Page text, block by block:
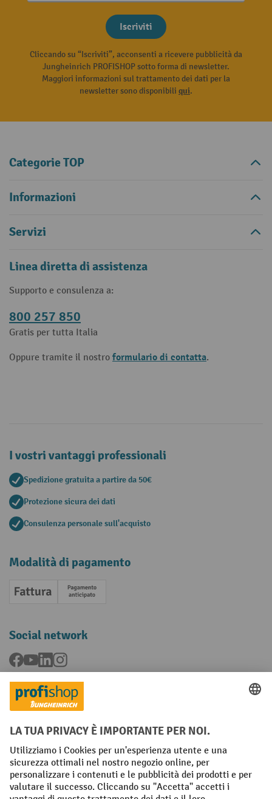
Iscriviti
Cliccando su “Iscriviti”, acconsenti a ricevere pubblicità da
Jungheinrich PROFISHOP sotto forma di newsletter.
Maggiori informazioni sul trattamento dei dati per la
newsletter sono disponibili qui.
Categorie TOP
Informazioni
Servizi
Linea diretta di assistenza
Supporto e consulenza a:
800 257 850
Gratis per tutta Italia
Oppure tramite il nostro formulario di contatta.
I vostri vantaggi professionali
Spedizione gratuita a partire da 50€
Protezione sicura dei dati
Consulenza personale sull'acquisto
Modalità di pagamento
Fattura Pagamento anticipato
Social network
Facebook
YouTubeLinkedInInstagram
Condizioni Generali di Vendita
Dichiarazione di protezione dei dati Impronta
Impostazioni sulla privacy